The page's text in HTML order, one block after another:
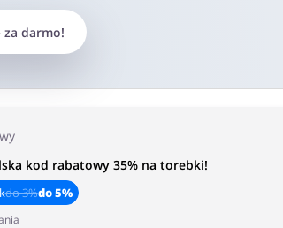
darmo!
kod rabatowy 35% na torebki!
do 3%do 5%